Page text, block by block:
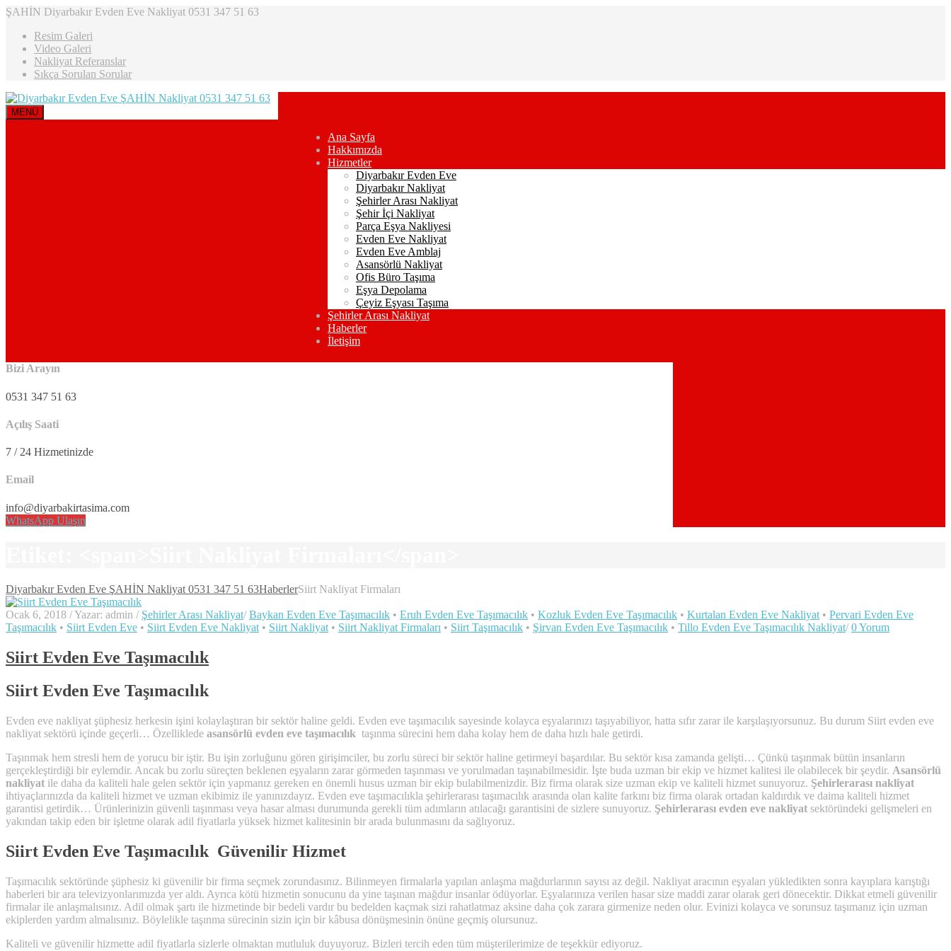
ŞAHİN Diyarbakır Evden Eve Nakliyat 0531 347 51 63
Resim Galeri
Video Galeri
Nakliyat Referanslar
Sıkça Sorulan Sorular
MENÜ
Ana Sayfa
Hakkımızda
Hizmetler
Diyarbakır Evden Eve
Diyarbakır Nakliyat
Şehirler Arası Nakliyat
Şehir İçi Nakliyat
Parça Eşya Nakliyesi
Evden Eve Nakliyat
Evden Eve Amblaj
Asansörlü Nakliyat
Ofis Büro Taşıma
Eşya Depolama
Çeyiz Eşyası Taşıma
Şehirler Arası Nakliyat
Haberler
İletişim
Bizi Arayın
0531 347 51 63
Açılış Saati
7 / 24 Hizmetinizde
Email
info@diyarbakirtasima.com
WhatsApp Ulaşın
Diyarbakır Evden Eve ŞAHİN Nakliyat 0531 347 51 63HaberlerSiirt Nakliyat Firmaları
Ocak 6, 2018 /Yazar: admin / Şehirler Arası Nakliyat/ Baykan Evden Eve Taşımacılık • Eruh Evden Eve Taşımacılık • Kozluk Evden Eve Taşımacılık • Kurtalan Evden Eve Nakliyat• Pervari Evden Eve
Taşımacılık • Siirt Evden Eve • Siirt Evden Eve Nakliyat• Siirt Nakliyat• Siirt Nakliyat Firmaları • Siirt Taşımacılık • Şirvan Evden Eve Taşımacılık • Tillo Evden Eve Taşımacılık Nakliyat/ 0 Yorum
Siirt Evden Eve Taşımacılık
Siirt Evden Eve Taşımacılık
Evden eve nakliyat şüphesiz herkesin işini kolaylaştıran bir sektör haline geldi. Evden eve taşımacılık sayesinde kolayca eşyalarınızı taşıyabiliyor, hatta sıfır zarar ile karşılaşıyorsunuz. Bu durum Siirt evden eve
nakliyat sektörü içinde geçerli… Özelliklede asansörlü evden eve taşımacılık taşınma sürecini hem daha kolay hem de daha hızlı hale getirdi.
Taşınmak hem stresli hem de yorucu bir iştir. Bu işin zorluğunu gören girişimciler, bu zorlu süreci bir sektör haline getirmeyi başardılar. Bu sektör kısa zamanda gelişti… Çünkü taşınmak bütün insanların
gerçekleştirdiği bir eylemdir. Ancak bu zorlu süreçten beklenen eşyaların zarar görmeden taşınması ve yorulmadan taşınabilmesidir. İşte buda uzman bir ekip ve hizmet kalitesi ile olabilecek bir şeydir. Asansörlü
nakliyat ile daha da kaliteli hale gelen sektör için yapmanız gereken en önemli husus uzman bir ekip bulabilmenizdir. Biz firma olarak size uzman ekip ve kaliteli hizmet sunuyoruz. Şehirlerarası nakliyat
ihtiyaçlarınızda da kaliteli hizmet ve uzman ekibimiz ile yanınızdayız. Evden eve taşımacılıkla şehirlerarası taşımacılık arasında olan kalite farkını biz firma olarak ortadan kaldırdık ve daima kaliteli hizmet
garantisi getirdik… Ürünlerinizin güvenli taşınması veya hasar alması durumunda gerekli tüm adımların atılacağı garantisini de sizlere sunuyoruz. Şehirlerarası evden eve nakliyat sektöründeki gelişmeleri en
yakından takip eden bir işletme olarak adil fiyatlarla yüksek hizmet kalitesinin bir arada bulunmasını da sağlıyoruz.
Siirt Evden Eve Taşımacılık Güvenilir Hizmet
Taşımacılık sektöründe şüphesiz ki güvenilir bir firma seçmek zorundasınız. Bilinmeyen firmalarla yapılan anlaşma mağdurlarının sayısı az değil. Nakliyat aracının eşyaları yükledikten sonra kayıplara karıştığı
haberleri bir ara televizyonlarımızda yer aldı. Ayrıca kötü hizmetin sonucunu da yine taşınan mağdur insanlar ödüyorlar. Eşyalarınıza verilen hasar size maddi zarar olarak geri dönecektir. Dikkat etmeli güvenilir
firmalar ile anlaşmalısınız. Adil olmak şartı ile hizmetinde bir bedeli vardır bu bedelden kaçmak sizi rahatlatmaz aksine daha çok zarara girmenize neden olur. Evinizi kolayca ve sorunsuz taşımanız için uzman
ekiplerden yardım almalısınız. Böylelikle taşınma sürecinin sizin için bir kâbusa dönüşmesinin önüne geçmiş olursunuz.
Kaliteli ve güvenilir hizmette adil fiyatlarla sizlerle olmaktan mutluluk duyuyoruz. Bizleri tercih eden tüm müşterilerimize de teşekkür ediyoruz.